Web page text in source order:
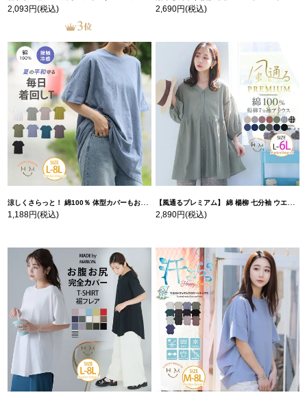
2,093円(税込) 2,690円(税込)
涼しくさらっと！ 綿100％ 体型カバーもお洒落も叶える 風合いコットン ゆるシルエット ドルマン | 大きいサイズの通販ならハッピーマリリン
1,188円(税込)
【風通るプレミアム】 綿 楊柳 七分袖 ウエストギャザー ブラウス | 大きいサイズの通販ならハッピーマリリン
2,890円(税込)